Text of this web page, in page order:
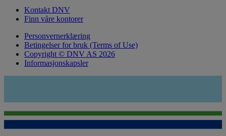
Kontakt DNV
Finn våre kontorer
Personvernerklæring
Betingelser for bruk (Terms of Use)
Copyright © DNV AS 2026
Informasjonskapsler